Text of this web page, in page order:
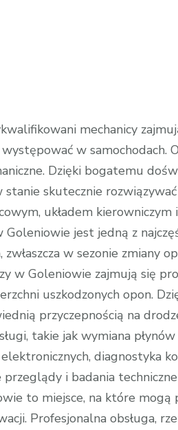
mechanicy
w samochodach.
Dzięki bogatemu
stanie skutecznie
układem kierowniczym
jest jedną z
w sezonie zmiany
w Goleniowie zajmują się
uszkodzonych opon.
przyczepnością na
takie jak wymiana płynów
diagnostyka
i badania
to miejsce, na które mogą
Profesjonalna obsługa,